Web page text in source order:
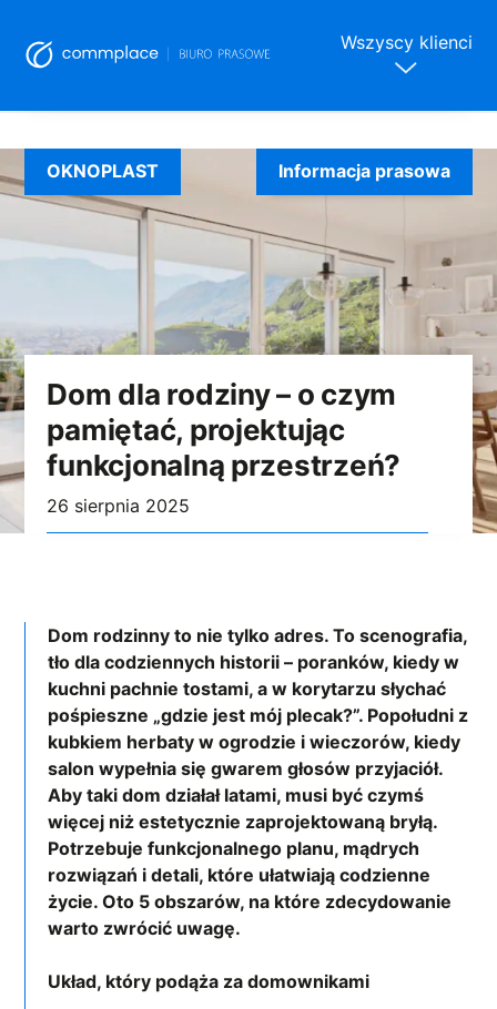
to
content
Wszyscy klienci
Dom dla rodziny – o czym
pamiętać, projektując
funkcjonalną przestrzeń?
26 sierpnia 2025
OKNOPLAST Informacja prasowa
Dom rodzinny to nie tylko adres. To scenografia,
tło dla codziennych historii – poranków, kiedy w
kuchni pachnie tostami, a w korytarzu słychać
pośpieszne „gdzie jest mój plecak?”. Popołudni z
kubkiem herbaty w ogrodzie i wieczorów, kiedy
salon wypełnia się gwarem głosów przyjaciół.
Aby taki dom działał latami, musi być czymś
więcej niż estetycznie zaprojektowaną bryłą.
Potrzebuje funkcjonalnego planu, mądrych
rozwiązań i detali, które ułatwiają codzienne
życie. Oto 5 obszarów, na które zdecydowanie
warto zwrócić uwagę.
Układ, który podąża za domownikami